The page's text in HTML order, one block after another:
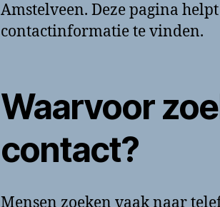
Amstelveen. Deze pagina
contactinformatie te vinden.
Waarvoor
contact?